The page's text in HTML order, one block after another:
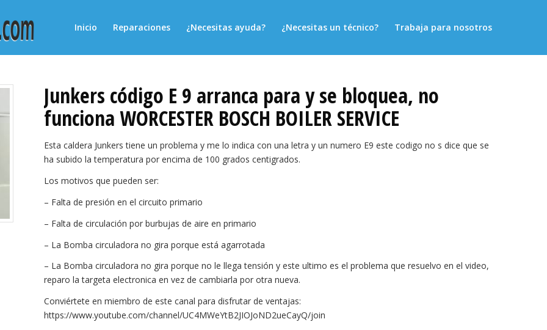
Inicio Reparaciones ¿Necesitas ayuda? ¿Necesitas un técnico? Trabaja para nosotros
Junkers código E 9 arranca para y se bloquea, no
funciona WORCESTER BOSCH BOILER SERVICE
Esta caldera Junkers tiene un problema y me lo indica con una letra y un numero E9 este codigo no s dice que se
ha subido la temperatura por encima de 100 grados centigrados.
Los motivos que pueden ser:
– Falta de presión en el circuito primario
– Falta de circulación por burbujas de aire en primario
– La Bomba circuladora no gira porque está agarrotada
– La Bomba circuladora no gira porque no le llega tensión y este ultimo es el problema que resuelvo en el video,
reparo la targeta electronica en vez de cambiarla por otra nueva.
Conviértete en miembro de este canal para disfrutar de ventajas:
https://www.youtube.com/channel/UC4MWeYtB2JIOJoND2ueCayQ/join